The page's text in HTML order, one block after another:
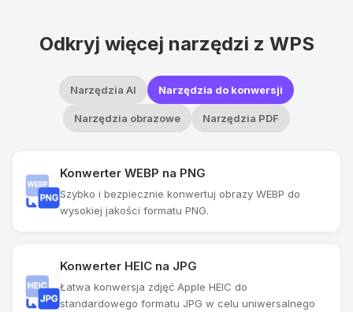
Odkryj więcej narzędzi z WPS
Narzędzia AI Narzędzia do konwersji
Narzędzia obrazowe Narzędzia PDF
Konwerter WEBP na PNG
Szybko i bezpiecznie konwertuj obrazy WEBP do
wysokiej jakości formatu PNG.
Konwerter HEIC na JPG
Łatwa konwersja zdjęć Apple HEIC do
standardowego formatu JPG w celu uniwersalnego